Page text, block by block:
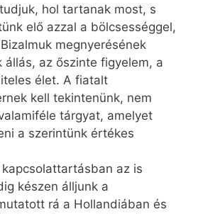
hol tartanak most, s
elő azzal a bölcsességgel,
megnyerésének
állás, az őszinte figyelem, a
élet. A fiatalt
kell tekintenünk, nem
tárgyat, amelyet
a szerintünk értékes
az is
készen álljunk a
rá a Hollandiában és